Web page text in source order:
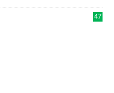
47